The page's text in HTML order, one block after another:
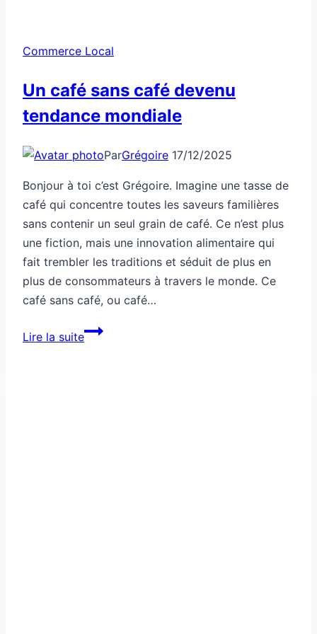
Commerce Local
Un café sans café devenu
tendance mondiale
ParGrégoire 17/12/2025
Bonjour à toi c’est Grégoire. Imagine une tasse de
café qui concentre toutes les saveurs familières
sans contenir un seul grain de café. Ce n’est plus
une fiction, mais une innovation alimentaire qui
fait trembler les traditions et séduit de plus en
plus de consommateurs à travers le monde. Ce
café sans café, ou café…
Lire la suiteUn